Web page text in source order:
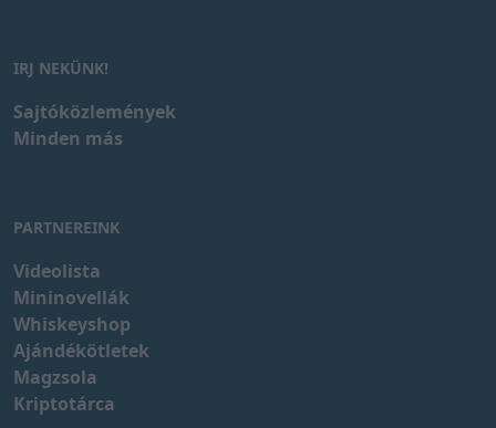
IRJ NEKÜNK!
Sajtóközlemények
Minden más
PARTNEREINK
Videolista
Mininovellák
Whiskeyshop
Ajándékötletek
Magzsola
Kriptotárca